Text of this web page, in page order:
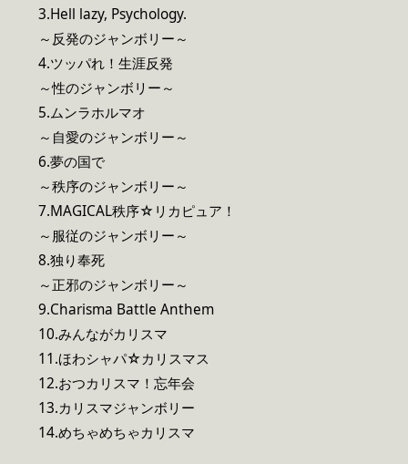
3.Hell lazy, Psychology.
～反発のジャンボリー～
4.ツッパれ！生涯反発
～性のジャンボリー～
5.ムンラホルマオ
～自愛のジャンボリー～
6.夢の国で
～秩序のジャンボリー～
7.MAGICAL秩序☆リカピュア！
～服従のジャンボリー～
8.独り奉死
～正邪のジャンボリー～
9.Charisma Battle Anthem
10.みんながカリスマ
11.ほわシャパ☆カリスマス
12.おつカリスマ！忘年会
13.カリスマジャンボリー
14.めちゃめちゃカリスマ